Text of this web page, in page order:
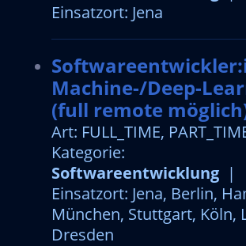
Einsatzort: Jena
Machine-/Deep-
(full remote
Art: FULL_TIME,
Kategorie:
Softwareentwicklung|
Einsatzort: Jena, Berlin,
München, Stuttgart, Köln,
Dresden